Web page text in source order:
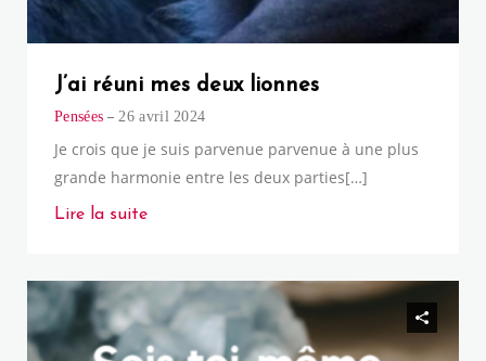
J’ai réuni mes deux lionnes
Pensées 26 avril 2024
Je crois que je suis parvenue parvenue à une plus
grande harmonie entre les deux parties[…]
Lire la suite